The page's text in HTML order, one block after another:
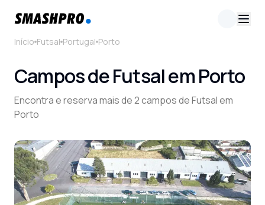
Início Futsal Portugal Porto
Campos de Futsal em Porto
Encontra e reserva mais de 2 campos de Futsal em
Porto